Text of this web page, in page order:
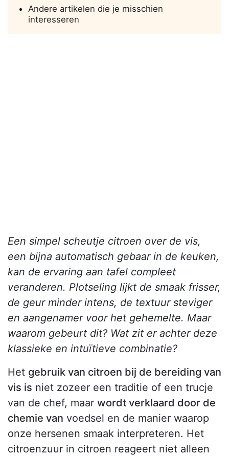
Andere artikelen die je misschien
interesseren
Een simpel scheutje citroen over de vis,
een bijna automatisch gebaar in de keuken,
kan de ervaring aan tafel compleet
veranderen. Plotseling lijkt de smaak frisser,
de geur minder intens, de textuur steviger
en aangenamer voor het gehemelte. Maar
waarom gebeurt dit? Wat zit er achter deze
klassieke en intuïtieve combinatie?
Het gebruik van citroen bij de bereiding van
vis is niet zozeer een traditie of een trucje
van de chef, maar wordt verklaard door de
chemie van voedsel en de manier waarop
onze hersenen smaak interpreteren. Het
citroenzuur in citroen reageert niet alleen